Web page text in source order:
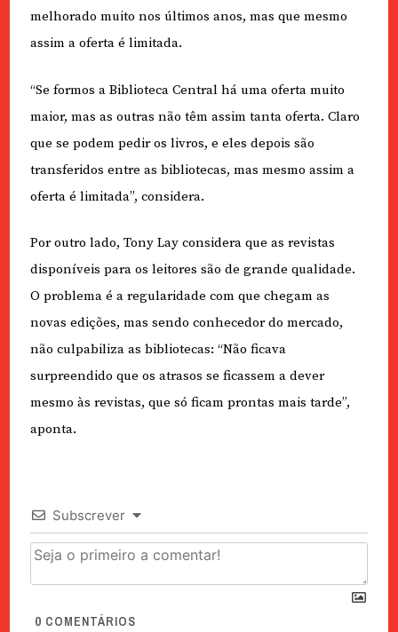
melhorado muito nos últimos anos, mas que mesmo
assim a oferta é limitada.
“Se formos a Biblioteca Central há uma oferta muito
maior, mas as outras não têm assim tanta oferta. Claro
que se podem pedir os livros, e eles depois são
transferidos entre as bibliotecas, mas mesmo assim a
oferta é limitada”, considera.
Por outro lado, Tony Lay considera que as revistas
disponíveis para os leitores são de grande qualidade.
O problema é a regularidade com que chegam as
novas edições, mas sendo conhecedor do mercado,
não culpabiliza as bibliotecas: “Não ficava
surpreendido que os atrasos se ficassem a dever
mesmo às revistas, que só ficam prontas mais tarde”,
aponta.
Subscrever
0 COMENTÁRIOS